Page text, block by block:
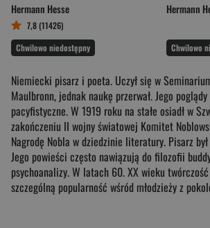
Hermann Hesse
7,8 (11426)
Chwilowo niedostępny
Hermann
Chwilowo
Niemiecki pisarz i poeta. Uczył się w
Maulbronn, jednak naukę przerwał. Jego
pacyfistyczne. W 1919 roku na stałe osiadł w
zakończeniu II wojny światowej Komitet
Nagrodę Nobla w dziedzinie literatury. Pisarz
Jego powieści często nawiązują do filozofii
psychoanalizy. W latach 60. XX wieku twórczość
szczególną popularność wśród młodzieży z